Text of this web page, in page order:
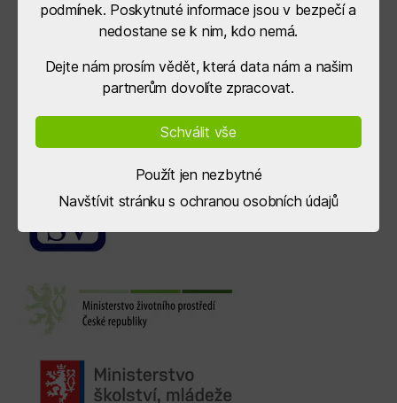
podmínek. Poskytnuté informace jsou v bezpečí a
nedostane se k nim, kdo nemá.
Dejte nám prosím vědět, která data nám a našim
partnerům dovolíte zpracovat.
Schválit vše
Použít jen nezbytné
Navštívit stránku s ochranou osobních údajů